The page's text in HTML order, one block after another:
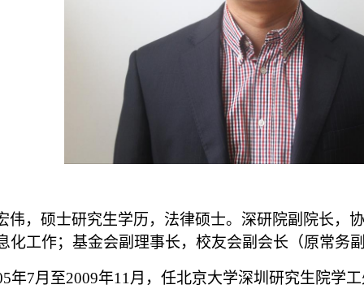
伟，硕士研究生学历，法律硕士。深研院副院长，
化工作；基金会副理事长，校友会副会长（原常务
年7月至2009年11月，任北京大学深圳研究生院学